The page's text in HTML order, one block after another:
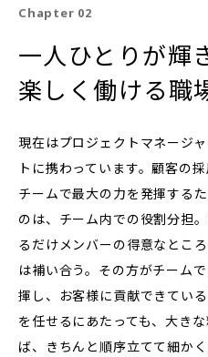
Chapter 02
一人ひとりが輝き
楽しく働ける職
現在はプロジェクトマネージ
トに携わっています。顧客の
チームで最大の力を発揮する
のは、チーム内での役割分担
るだけメンバーの得意なとこ
は補い合う。その方がチーム
揮し、お客様に貢献できてい
を任せるにあたっても、大き
ば、きちんと順序立てて細か